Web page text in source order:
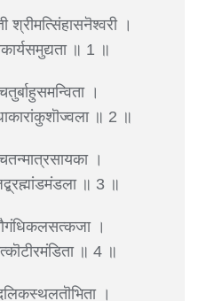
श्रीमत्सिंहासनॆश्वरी ।
॥ 1 ॥
।
॥ 2 ॥
।
॥ 3 ॥
।
॥ 4 ॥
।